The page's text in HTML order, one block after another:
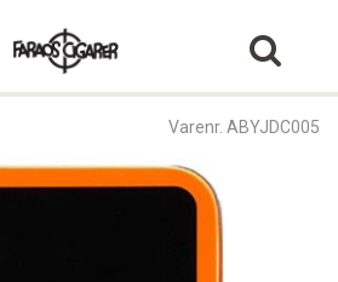
Varenr. ABYJDC005